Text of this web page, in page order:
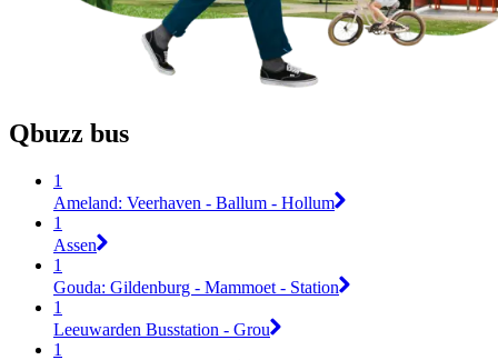
Qbuzz bus
1
Ameland: Veerhaven - Ballum - Hollum
1
Assen
1
Gouda: Gildenburg - Mammoet - Station
1
Leeuwarden Busstation - Grou
1